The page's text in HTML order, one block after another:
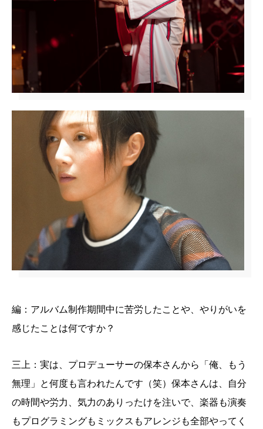
編：アルバム制作期間中に苦労したことや、やりがいを
感じたことは何ですか？
三上：実は、プロデューサーの保本さんから「俺、もう
無理」と何度も言われたんです（笑）保本さんは、自分
の時間や労力、気力のありったけを注いで、楽器も演奏
もプログラミングもミックスもアレンジも全部やってく